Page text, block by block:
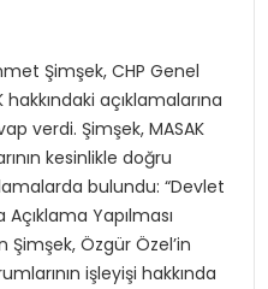
Şimşek, CHP Genel
hakkındaki açıklamalarına
verdi. Şimşek, MASAK
kesinlikle doğru
bulundu: “Devlet
Açıklama Yapılması
Şimşek, Özgür Özel’in
işleyişi hakkında